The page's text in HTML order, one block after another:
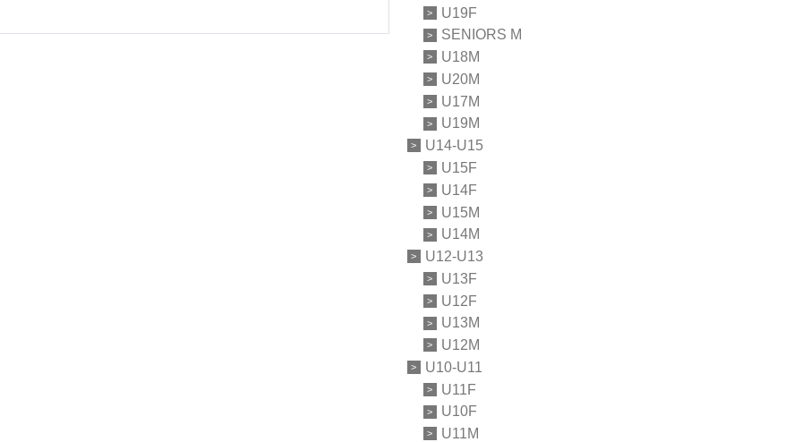
U19F
SENIORS M
U18M
U20M
U17M
U19M
U14-U15
U15F
U14F
U15M
U14M
U12-U13
U13F
U12F
U13M
U12M
U10-U11
U11F
U10F
U11M